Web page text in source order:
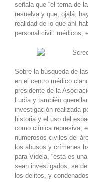
señala que “el tema de
resuelva y que, ojalá,
realidad de lo que ahí
personal civil: médicos,
Sobre la búsqueda de
en el centro médico
presidente de la
Lucía y también
investigación realizada
historia y el uso del
como clínica represiva,
numerosos civiles del
los abusos y crímenes
para Videla, “esta es
sean investigados, se
los delitos, y